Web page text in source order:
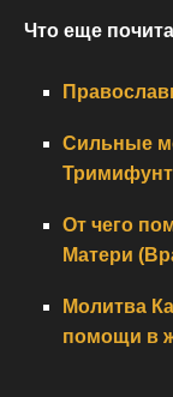
Что еще
Сильные
От чего
Матери
Молитва
помощи в